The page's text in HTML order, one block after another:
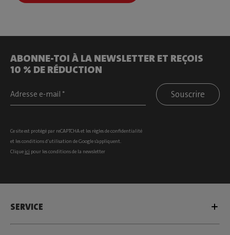
ABONNE-TOI À LA NEWSLETTER ET REÇOIS
10 % DE RÉDUCTION
Souscrire
Ce site est protégé par reCAPTCHA et les règles de confidentialité
et lesconditions d’utilisation de Google s’appliquent.
Clique ici pour les conditions de la newsletter
SERVICE